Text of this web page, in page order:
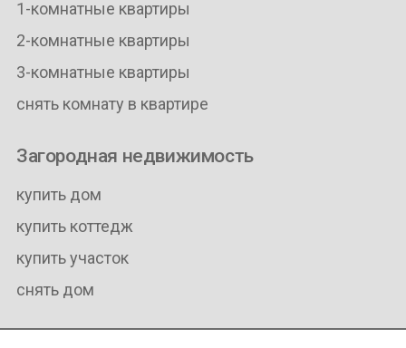
1-комнатные квартиры
2-комнатные квартиры
3-комнатные квартиры
снять комнату в квартире
Загородная недвижимость
купить дом
купить коттедж
купить участок
снять дом